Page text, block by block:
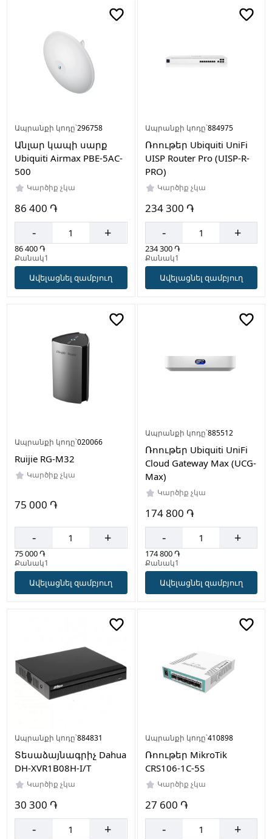
Սպիտակ
Չինաստան
Ապրանքի կոդը՝296758
Անլար կապի սարք
Ubiquiti Airmax PBE-5AC-
500
Կարծիք չկա
86 400 ֏
- +
86 400 ֏
Քանակ1
Ավելացնել զամբյուղ
Ապրանքի կոդը՝884975
Ռոութեր Ubiquiti UniFi
UISP Router Pro (UISP-R-
PRO)
Կարծիք չկա
234 300 ֏
- +
234 300 ֏
Քանակ1
Ավելացնել զամբյուղ
Ապրանքի կոդը՝020066
Ruijie RG-M32
Կարծիք չկա
75 000 ֏
- +
75 000 ֏
Քանակ1
Ավելացնել զամբյուղ
Ապրանքի կոդը՝885512
Ռոութեր Ubiquiti UniFi
Cloud Gateway Max (UCG-
Max)
Կարծիք չկա
174 800 ֏
- +
174 800 ֏
Քանակ1
Ավելացնել զամբյուղ
Ապրանքի կոդը՝884831
Տեսաձայնագրիչ Dahua
DH-XVR1B08H-I/T
Կարծիք չկա
30 300 ֏
- +
Ապրանքի կոդը՝410898
Ռոութեր MikroTik
CRS106-1C-5S
Կարծիք չկա
27 600 ֏
- +